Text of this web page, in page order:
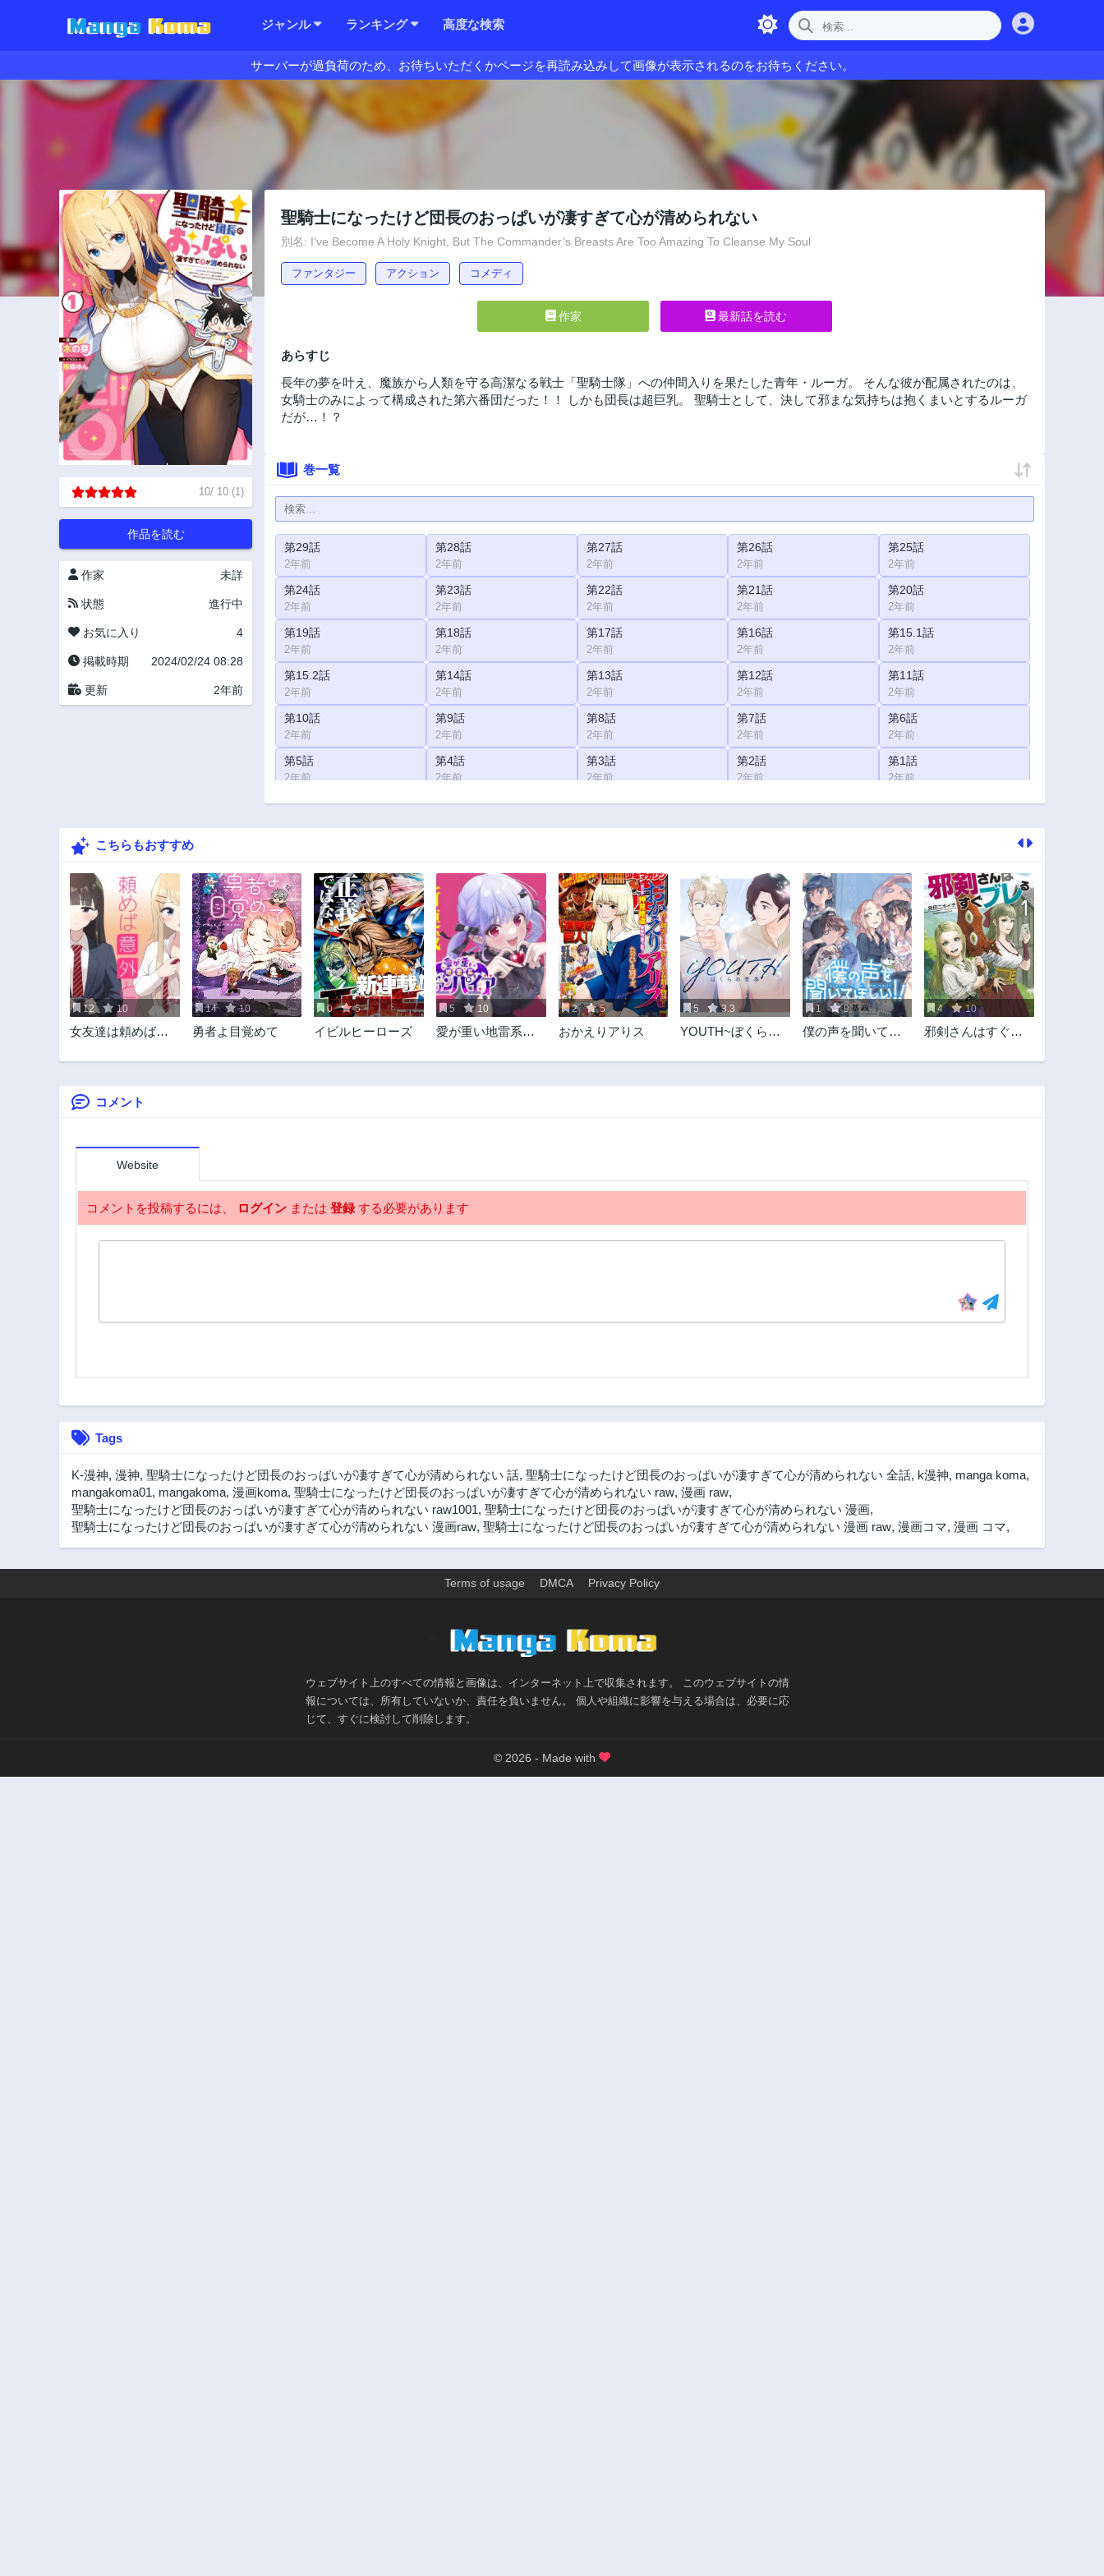
ジャンル ランキング 高度な検索
サーバーが過負荷のため、お待ちいただくかページを再読み込みして画像が表示されるのをお待ちください。
10/ 10 (1 )
作品を読む
作家 未詳
状態 進行中
お気に入り 4
掲載時期 2024/02/24 08:28
更新 2年前
聖騎士になったけど団長のおっぱいが凄すぎて心が清められない
別名: I’ve Become A Holy Knight, But The Commander’s Breasts Are Too Amazing To Cleanse My Soul
ファンタジー アクション コメディ
作家 最新話を読む
あらすじ
長年の夢を叶え、魔族から人類を守る高潔なる戦士「聖騎士隊」への仲間入りを果たした青年・ルーガ。 そんな彼が配属されたのは、
女騎士のみによって構成された第六番団だった！！ しかも団長は超巨乳。 聖騎士として、決して邪まな気持ちは抱くまいとするルーガ
だが…！？
巻一覧
第29話
2年前
第28話
2年前
第27話
2年前
第26話
2年前
第25話
2年前
第24話
2年前
第23話
2年前
第22話
2年前
第21話
2年前
第20話
2年前
第19話
2年前
第18話
2年前
第17話
2年前
第16話
2年前
第15.1話
2年前
第15.2話
2年前
第14話
2年前
第13話
2年前
第12話
2年前
第11話
2年前
第10話
2年前
第9話
2年前
第8話
2年前
第7話
2年前
第6話
2年前
第5話
2年前
第4話
2年前
第3話
2年前
第2話
2年前
第1話
2年前
こちらもおすすめ
12 10
女友達は頼めば意
る
14 10
勇者よ目覚めて
0 5
イビルヒーローズ
5 10
愛が重い地雷系ヴ
2 5
おかえりアりス
5 3.3
YOUTH~ぼくらの
1 9
僕の声を聞いてほ
4 10
邪剣さんはすぐブ
コメント
Website
コメントを投稿するには、 ログイン または 登録する必要があります
Tags
K-漫神, 漫神, 聖騎士になったけど団長のおっぱいが凄すぎて心が清められない 話, 聖騎士になったけど団長のおっぱいが凄すぎて心が清められない 全話, k漫神, manga koma,
mangakoma01, mangakoma, 漫画koma, 聖騎士になったけど団長のおっぱいが凄すぎて心が清められない raw, 漫画 raw,
聖騎士になったけど団長のおっぱいが凄すぎて心が清められない raw1001, 聖騎士になったけど団長のおっぱいが凄すぎて心が清められない 漫画,
聖騎士になったけど団長のおっぱいが凄すぎて心が清められない 漫画raw, 聖騎士になったけど団長のおっぱいが凄すぎて心が清められない 漫画 raw, 漫画コマ, 漫画 コマ,
Terms of usage DMCA Privacy Policy
ウェブサイト上のすべての情報と画像は、インターネット上で収集されます。 このウェブサイトの情
報については、所有していないか、責任を負いません。 個人や組織に影響を与える場合は、必要に応
じて、すぐに検討して削除します。
© 2026 - Made with